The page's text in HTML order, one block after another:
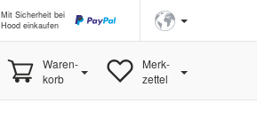
Mit Sicherheit bei
Hood einkaufen
Waren-
korb
Merk-
zettel